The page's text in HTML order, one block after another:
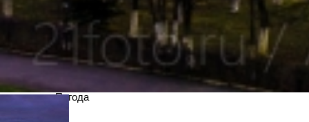
Каталог фотографий Чебоксар Лучшие фотографии
Чебоксар и окрестностей по временам года
Погода